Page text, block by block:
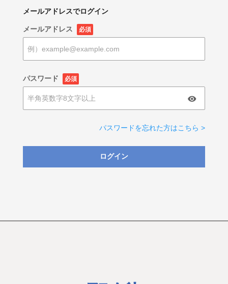
メールアドレスでログイン
メールアドレス 必須
パスワード 必須
パスワードを忘れた方はこちら >
ログイン